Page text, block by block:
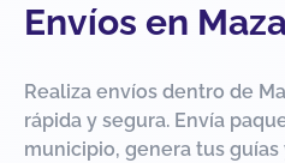
Envíos en
Realiza envíos dentro de
rápida y segura. Envía
municipio, genera tus